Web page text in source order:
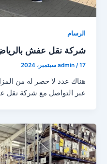
الرسام
شركة نقل عفش
admin /17 سبتمبر، 2024
هناك عدد لا حصر له من
عبر التواصل مع شركة